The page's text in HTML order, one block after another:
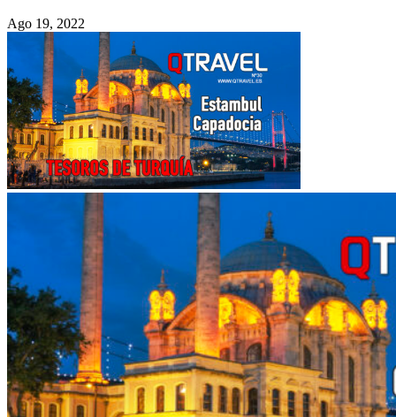
Ago 19, 2022